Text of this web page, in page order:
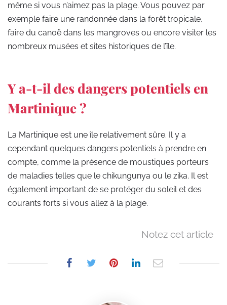
même si vous n’aimez pas la plage. Vous pouvez par
exemple faire une randonnée dans la forêt tropicale,
faire du canoë dans les mangroves ou encore visiter les
nombreux musées et sites historiques de l’île.
Y a-t-il des dangers potentiels en
Martinique ?
La Martinique est une île relativement sûre. Il y a
cependant quelques dangers potentiels à prendre en
compte, comme la présence de moustiques porteurs
de maladies telles que le chikungunya ou le zika. Il est
également important de se protéger du soleil et des
courants forts si vous allez à la plage.
Notez cet article